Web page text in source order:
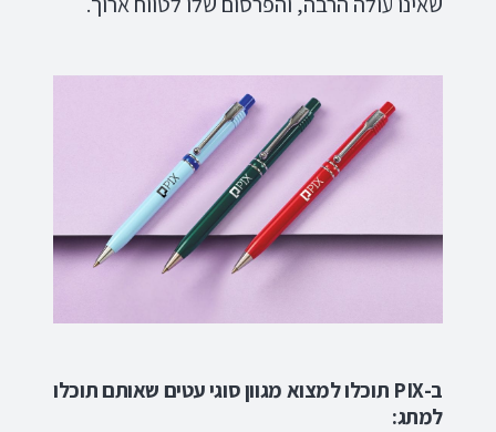
ב-PIX תוכלו למצוא מגוון סוגי עטים שאותם תוכלו
למתג: